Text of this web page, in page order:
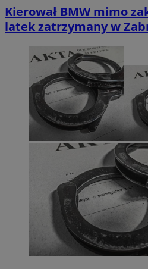
Kierował BMW mimo
latek zatrzymany w